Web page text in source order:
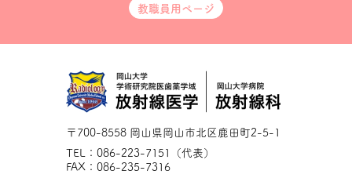
〒700-8558 岡山県岡山市北区鹿田町2-5-1
TEL：086-223-7151（代表）
FAX：086-235-7316
教職員用ページ